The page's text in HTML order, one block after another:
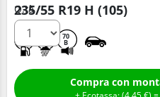
235/55 R19 H (105)
70
B
Q.tà